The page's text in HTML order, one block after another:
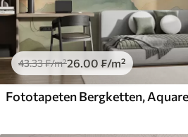
43.33₣/m²26 .00 ₣/m²